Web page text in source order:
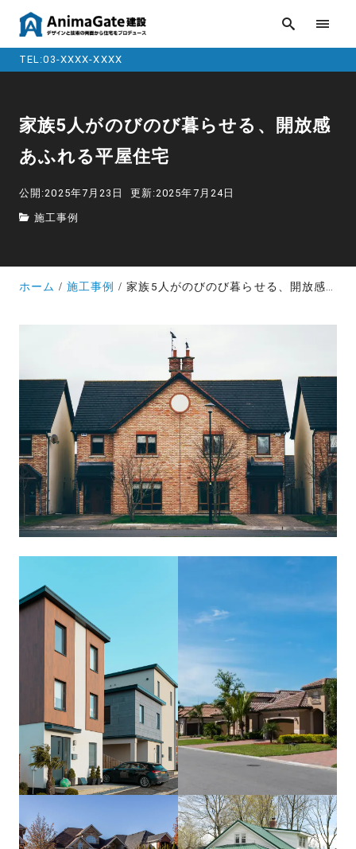
TEL:03-XXXX-XXXX
家族5人がのびのび暮らせる、開放感
あふれる平屋住宅
公開:2025年7月23日 更新:2025年7月24日
施工事例
ホーム 施工事例 家族5人がのびのび暮らせる、開放感あふれる平屋住宅